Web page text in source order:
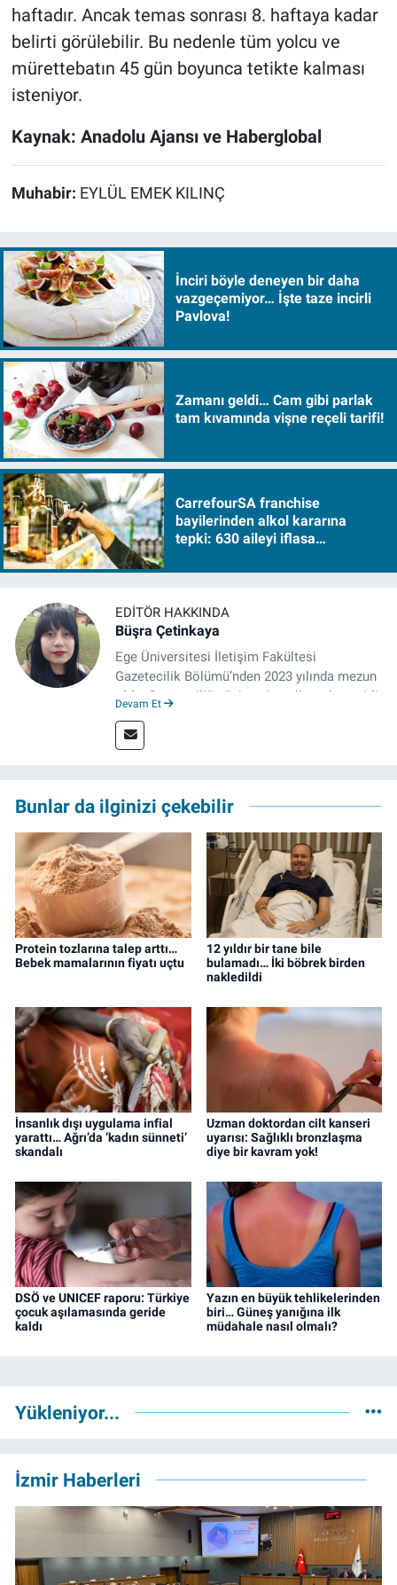
haftadır. Ancak temas sonrası 8. haftaya kadar
belirti görülebilir. Bu nedenle tüm yolcu ve
mürettebatın 45 gün boyunca tetikte kalması
isteniyor.
Kaynak: Anadolu Ajansı ve Haberglobal
Muhabir: EYLÜL EMEK KILINÇ
İnciri böyle deneyen bir daha
vazgeçemiyor… İşte taze incirli
Pavlova!
Zamanı geldi… Cam gibi parlak
tam kıvamında vişne reçeli tarifi!
CarrefourSA franchise
bayilerinden alkol kararına
tepki: 630 aileyi iflasa
EDITÖR HAKKINDA
Büşra Çetinkaya
Ege Üniversitesi İletişim Fakültesi
Gazetecilik Bölümü’nden 2023 yılında mezun
oldu. Gazeteciliğe üniversite yıllarında çeşitli
Meslek hayatına 2023'te İzmir'de başlayan
gazeteci, halen izgazete.net’te editör olarak
Devam Et
Bunlar da ilginizi çekebilir
Protein tozlarına talep arttı…
Bebek mamalarının fiyatı uçtu
12 yıldır bir tane bile
bulamadı… İki böbrek birden
nakledildi
İnsanlık dışı uygulama infial
yarattı… Ağrı’da ‘kadın sünneti’
skandalı
Uzman doktordan cilt kanseri
uyarısı: Sağlıklı bronzlaşma
diye bir kavram yok!
DSÖ ve UNICEF raporu: Türkiye
çocuk aşılamasında geride
kaldı
Yazın en büyük tehlikelerinden
biri… Güneş yanığına ilk
müdahale nasıl olmalı?
Yükleniyor...
İzmir Haberleri